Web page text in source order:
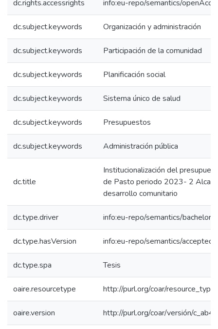
dc.rights.accessrights info:eu-repo/semantics/
dc.subject.keywords Organización y administración
dc.subject.keywords Participación de la comunidad
dc.subject.keywords Planificación social
dc.subject.keywords Sistema único de salud
dc.subject.keywords Presupuestos
dc.subject.keywords Administración pública
dc.title
Institucionalización del
de Pasto periodo 2023- 2
desarrollo comunitario
dc.type.driver info:eu-repo/semantics/
dc.type.hasVersion info:eu-repo/semantics/
dc.type.spa Tesis
oaire.resourcetype http://purl.org/coar/
oaire.version http://purl.org/coar/versión/